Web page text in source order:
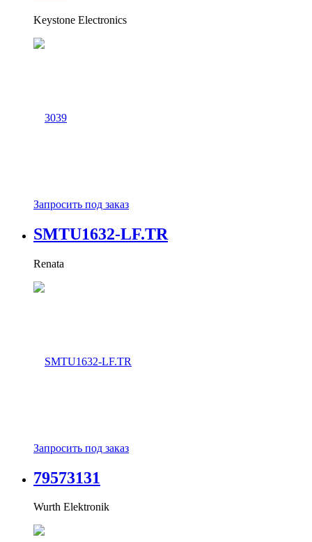
Keystone Electronics
Запросить под заказ
SMTU1632-LF.TR
Renata
Запросить под заказ
79573131
Wurth Elektronik